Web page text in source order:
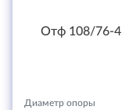
Отф 108/76-
Диаметр опоры